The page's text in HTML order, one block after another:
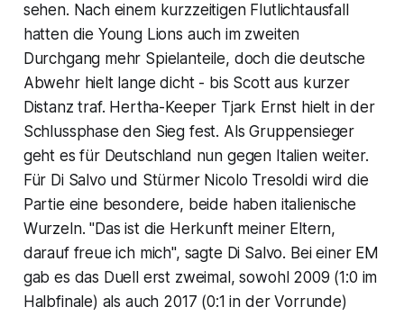
sehen. Nach einem kurzzeitigen Flutlichtausfall
hatten die Young Lions auch im zweiten
Durchgang mehr Spielanteile, doch die deutsche
Abwehr hielt lange dicht - bis Scott aus kurzer
Distanz traf. Hertha-Keeper Tjark Ernst hielt in der
Schlussphase den Sieg fest. Als Gruppensieger
geht es für Deutschland nun gegen Italien weiter.
Für Di Salvo und Stürmer Nicolo Tresoldi wird die
Partie eine besondere, beide haben italienische
Wurzeln. "Das ist die Herkunft meiner Eltern,
darauf freue ich mich", sagte Di Salvo. Bei einer EM
gab es das Duell erst zweimal, sowohl 2009 (1:0 im
Halbfinale) als auch 2017 (0:1 in der Vorrunde)